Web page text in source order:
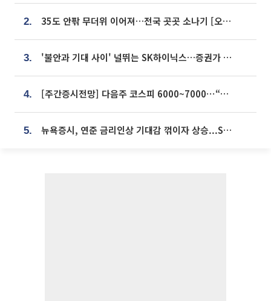
2. 35도 안팎 무더위 이어져…전국 곳곳 소나기 [오늘 날씨]
3. '불안과 기대 사이' 널뛰는 SK하이닉스…증권가 "HBM4·LTA 기반 펀터멘털 견고"
4. [주간증시전망] 다음주 코스피 6000~7000⋯“外人 수급은 정책이 변수”
5. 뉴욕증시, 연준 금리인상 기대감 꺾이자 상승...S&P500 사상 최고치 [종합]